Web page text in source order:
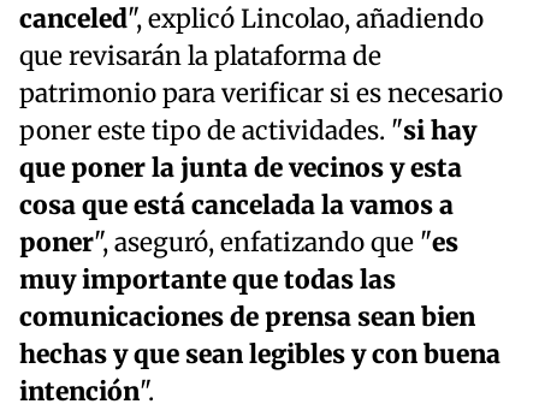
canceled", explicó Lincolao, añadiendo
que revisarán la plataforma de
patrimonio para verificar si es necesario
poner este tipo de actividades. "si hay
que poner la junta de vecinos y esta
cosa que está cancelada la vamos a
poner", aseguró, enfatizando que "es
muy importante que todas las
comunicaciones de prensa sean bien
hechas y que sean legibles y con buena
intención".